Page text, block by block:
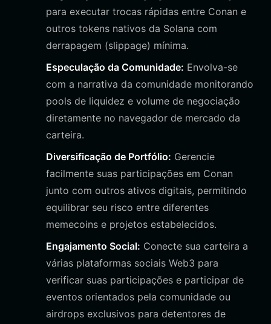
para executar trocas rápidas entre Conan e
outros tokens nativos da Solana com
derrapagem (slippage) mínima.
Especulação da Comunidade: Envolva-se
com a narrativa da comunidade monitorando
pools de liquidez e volume de negociação
diretamente no navegador de mercado da
carteira.
Diversificação de Portfólio: Gerencie
facilmente suas participações em Conan
junto com outros ativos digitais, permitindo
equilibrar seu risco entre diferentes
memecoins e projetos estabelecidos.
Engajamento Social: Conecte sua carteira a
várias plataformas sociais Web3 para
verificar suas participações e participar de
eventos orientados pela comunidade ou
airdrops exclusivos para detentores de